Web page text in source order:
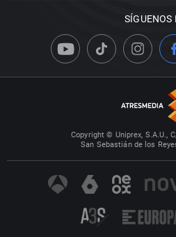
SÍGUENOS
Copyright © Uniprex, S.A.U.,
San Sebastián de los